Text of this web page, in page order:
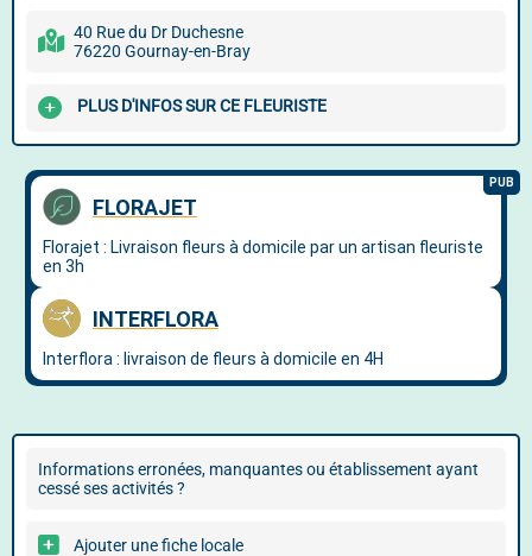
40 Rue du Dr Duchesne
76220 Gournay-en-Bray
PLUS D'INFOS SUR CE FLEURISTE
Informations erronées, manquantes ou établissement ayant
cessé ses activités ?
Ajouter une fiche locale